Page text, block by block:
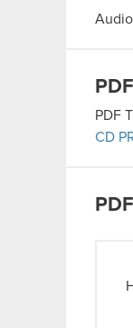
PDF
PDF
CD
PDF